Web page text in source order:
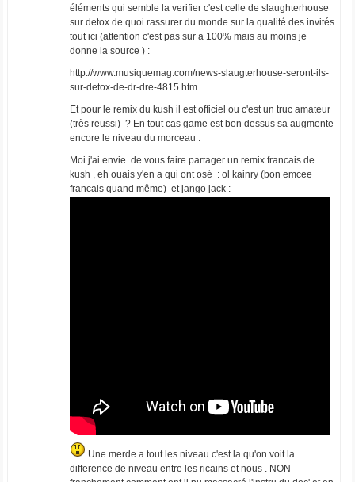
éléments qui semble la verifier c'est celle de slaughterhouse
sur detox de quoi rassurer du monde sur la qualité des invités
tout ici (attention c'est pas sur a 100% mais au moins je
donne la source ) :
http://www.musiquemag.com/news-slaugterhouse-seront-ils-
sur-detox-de-dr-dre-4815.htm
Et pour le remix du kush il est officiel ou c'est un truc amateur
(très reussi) ? En tout cas game est bon dessus sa augmente
encore le niveau du morceau .
Moi j'ai envie de vous faire partager un remix francais de
kush , eh ouais y'en a qui ont osé : ol kainry (bon emcee
francais quand même) et jango jack :
Une merde a tout les niveau c'est la qu'on voit la
difference de niveau entre les ricains et nous . NON